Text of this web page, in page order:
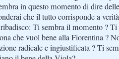
in questo momento di dire
che il tutto corrisponde a
Ti sembra il momento ?
che vuol bene alla Fiorentina ?
radicale e ingiustificata ? Ti